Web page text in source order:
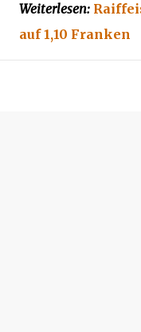
Weiterlesen:
auf 1,10 Franken